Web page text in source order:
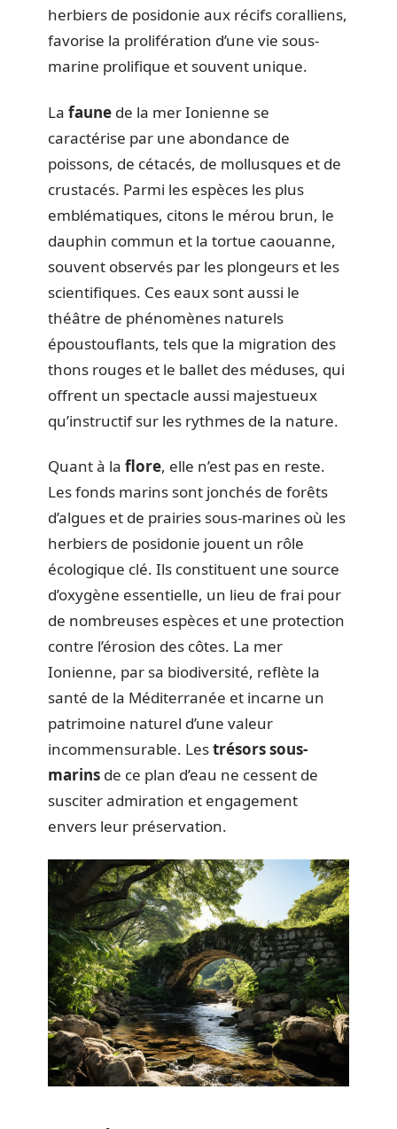
herbiers de posidonie aux récifs coralliens,
favorise la prolifération d’une vie sous-
marine prolifique et souvent unique.
La faune de la mer Ionienne se
caractérise par une abondance de
poissons, de cétacés, de mollusques et de
crustacés. Parmi les espèces les plus
emblématiques, citons le mérou brun, le
dauphin commun et la tortue caouanne,
souvent observés par les plongeurs et les
scientifiques. Ces eaux sont aussi le
théâtre de phénomènes naturels
époustouflants, tels que la migration des
thons rouges et le ballet des méduses, qui
offrent un spectacle aussi majestueux
qu’instructif sur les rythmes de la nature.
Quant à la flore, elle n’est pas en reste.
Les fonds marins sont jonchés de forêts
d’algues et de prairies sous-marines où les
herbiers de posidonie jouent un rôle
écologique clé. Ils constituent une source
d’oxygène essentielle, un lieu de frai pour
de nombreuses espèces et une protection
contre l’érosion des côtes. La mer
Ionienne, par sa biodiversité, reflète la
santé de la Méditerranée et incarne un
patrimoine naturel d’une valeur
incommensurable. Lestrésors sous-
marins de ce plan d’eau ne cessent de
susciter admiration et engagement
envers leur préservation.